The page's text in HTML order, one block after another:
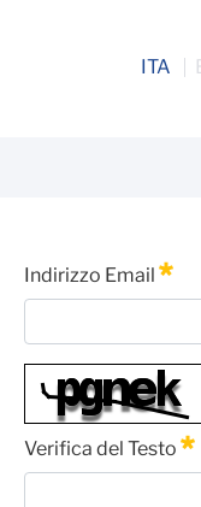
ITA
Password
Indirizzo Email
Obbligatorio
Verifica del Testo
Obbligatorio